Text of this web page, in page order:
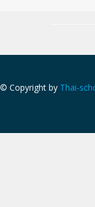
© Copyright by Thai-